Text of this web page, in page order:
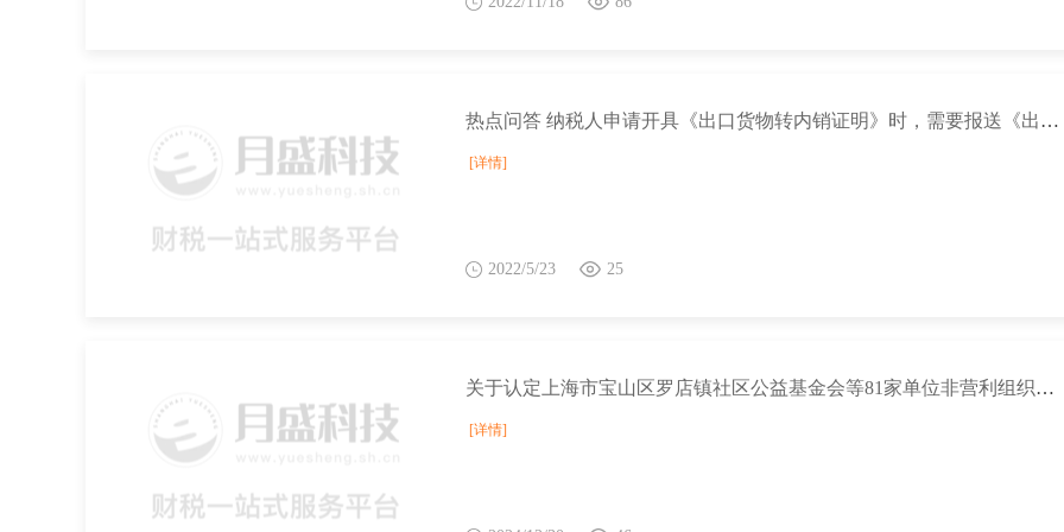
热点问答 纳税人申请开具《出口货物转内销证明》时，需要报送《出口货物已补税/未退税证明》原件及复印件吗？
[详情]
2022/5/23 25
关于认定上海市宝山区罗店镇社区公益基金会等81家单位非营利组织免税资格的通知
[详情]